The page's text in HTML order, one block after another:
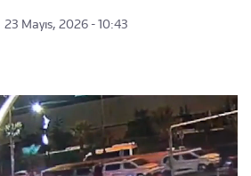
23 Mayıs, 2026 - 10:43